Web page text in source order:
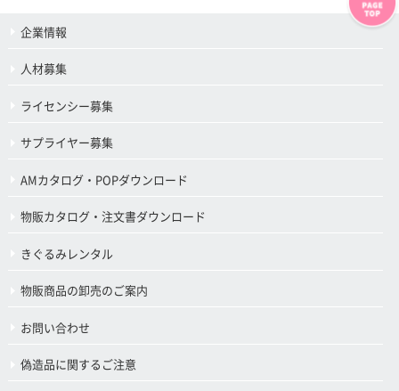
企業情報
人材募集
ライセンシー募集
サプライヤー募集
AMカタログ・POPダウンロード
物販カタログ・注文書ダウンロード
きぐるみレンタル
物販商品の卸売のご案内
お問い合わせ
偽造品に関するご注意